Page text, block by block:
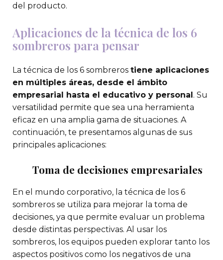
del producto.
Aplicaciones de la técnica de los 6
sombreros para pensar
La técnica de los 6 sombreros tiene aplicaciones
en múltiples áreas, desde el ámbito
empresarial hasta el educativo y personal . Su
versatilidad permite que sea una herramienta
eficaz en una amplia gama de situaciones. A
continuación, te presentamos algunas de sus
principales aplicaciones:
Toma de decisiones empresariales
En el mundo corporativo, la técnica de los 6
sombreros se utiliza para mejorar la toma de
decisiones, ya que permite evaluar un problema
desde distintas perspectivas. Al usar los
sombreros, los equipos pueden explorar tanto los
aspectos positivos como los negativos de una